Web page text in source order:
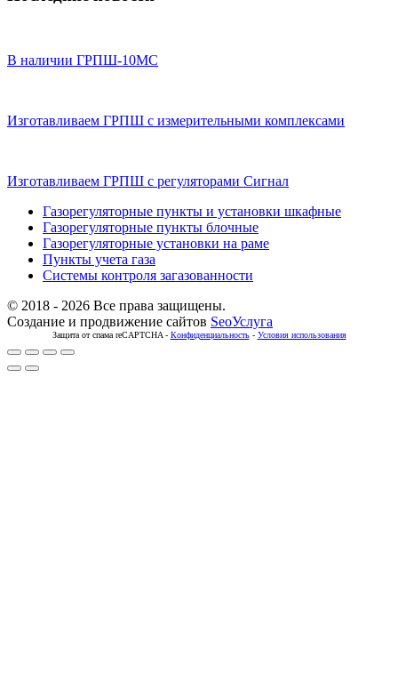
В наличии ГРПШ-10МС
Изготавливаем ГРПШ с измерительными комплексами
Изготавливаем ГРПШ с регуляторами Сигнал
Газорегуляторные пункты и установки шкафные
Газорегуляторные пункты блочные
Газорегуляторные установки на раме
Пункты учета газа
Системы контроля загазованности
© 2018 - 2026 Все права защищены.
Создание и продвижение сайтов SeoУслуга
Защита от спама reCAPTCHA - Конфиденциальность- Условия использования